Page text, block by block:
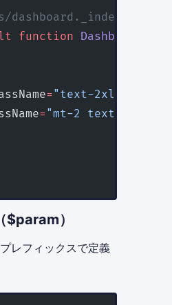
（子
function
= "text-2xl font-
= "mt-2 text-gray-
$param）
プレフィックスで定義